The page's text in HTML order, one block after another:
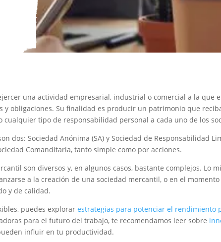
una actividad empresarial, industrial o comercial a la que
obligaciones. Su finalidad es producir un patrimonio que
tipo de responsabilidad personal a cada uno de los
dos: Sociedad Anónima (SA) y Sociedad de Responsabilidad
Comanditaria, tanto simple como por acciones.
son diversos y, en algunos casos, bastante complejos. Lo
a la creación de una sociedad mercantil, o en el
y de calidad.
puedes explorarestrategias para potenciar el rendimiento
para el futuro del trabajo, te recomendamos leer sobre
influir en tu productividad.